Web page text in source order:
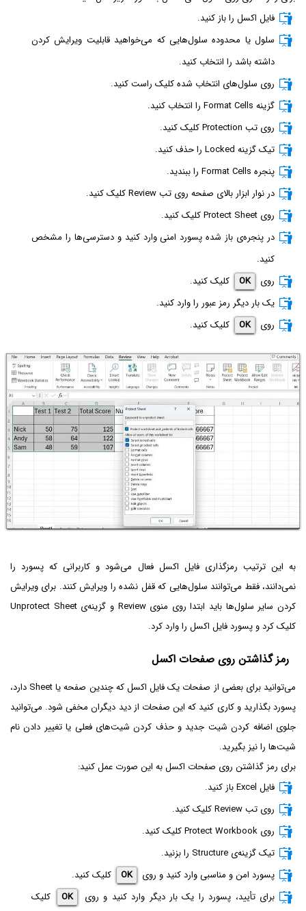
فایل اکسل را باز کنید.
سلول یا محدوده سلول‌هایی که می‌خواهید قابلیت ویرایش کردن
داشته باشد را انتخاب کنید.
روی سلول‌های انتخاب شده کلیک راست کنید.
گزینه Format Cells را انتخاب کنید.
روی تب Protection کلیک کنید.
تیک گزینه Locked را حذف کنید.
پنجره Format Cells را ببندید.
در نوار ابزار بالای صفحه روی تب Review کلیک کنید.
روی Protect Sheet کلیک کنید.
در پنجره‌ی باز شده پسورد امنی وارد کنید و دسترسی‌ها را مشخص
کنید.
روی
OK
کلیک کنید.
یک بار دیگر رمز عبور را وارد کنید.
روی
OK کلیک کنید.
به این ترتیب رمزگذاری فایل اکسل فعال می‌شود و کاربرانی که پسورد را
نمی‌دانند، فقط می‌توانند سلول‌هایی که قفل نشده را ویرایش کنند. برای ویرایش
کردن سایر سلول‌ها باید ابتدا روی منوی Review و گزینه‌ی Unprotect Sheet
کلیک کرد و پسورد فایل اکسل را وارد کرد.
رمز گذاشتن روی صفحات اکسل
می‌توانید برای بعضی از صفحات یک فایل اکسل که چندین صفحه یا Sheet دارد،
پسورد بگذارید و کاری کنید که این صفحات از دید دیگران مخفی شود. می‌توانید
جلوی اضافه کردن شیت جدید و حذف کردن شیت‌های فعلی یا تغییر دادن نام
شیت‌ها را نیز بگیرید.
برای رمز گذاشتن روی صفحات اکسل به این صورت عمل کنید:
فایل Excel باز کنید.
روی تب Review کلیک کنید.
روی Protect Workbook کلیک کنید.
تیک گزینه‌ی Structure را بزنید.
پسورد امن و مناسبی وارد کنید و روی
OK
کلیک کنید.
برای تأیید، پسورد را یک بار دیگر وارد کنید و روی
OK
کلیک